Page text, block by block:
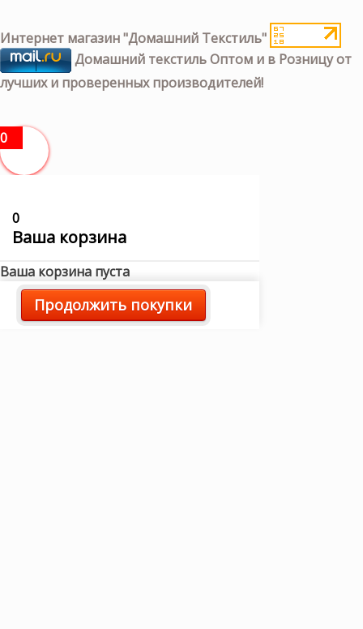
Интернет магазин "Домашний Текстиль"
Домашний текстиль Оптом и в Розницу от
лучших и проверенных производителей!
0
0
Ваша корзина
Ваша корзина пуста
Продолжить покупки